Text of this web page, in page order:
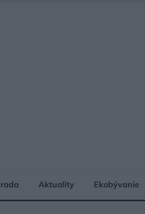
Aktuality Ekobývanie